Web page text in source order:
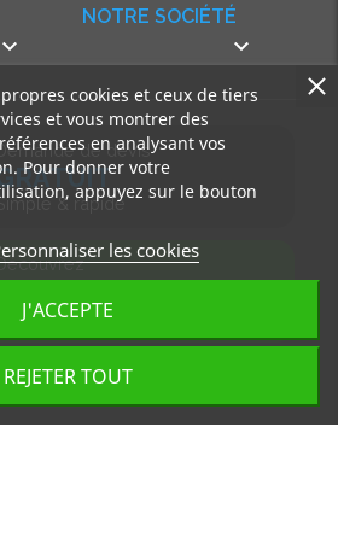
NOTRE SOCIÉTÉ


de devis
& rapide
Accédez à nos articles
cookies et ceux de tiers
et vous montrer des
en analysant vos
Pour donner votre
appuyez sur le bouton
les cookies
REJETER TOUT
J'ACCEPTE
droits réservés, MD Ouest © 2026